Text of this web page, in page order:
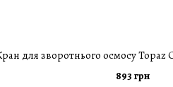
893 грн